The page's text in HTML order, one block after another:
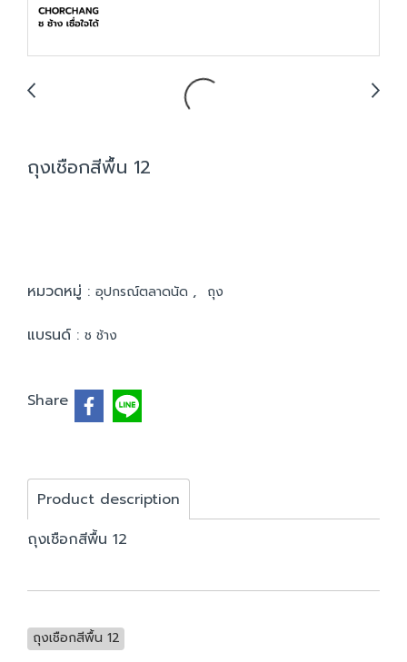
ถุงเชือกสีพื้น 12
หมวดหมู่ : อุปกรณ์ตลาดนัด , ถุง
แบรนด์ : ช ช้าง
Share
Product description
ถุงเชือกสีพื้น 12
ถุงเชือกสีพื้น 12